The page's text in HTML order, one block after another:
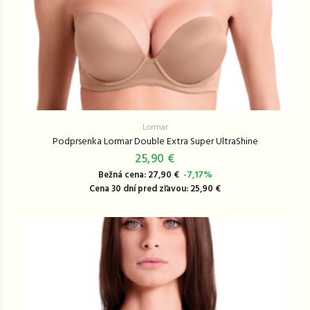
Lormar
Podprsenka Lormar Double Extra Super UltraShine
25,90 €
Bežná cena: 27,90 € -7,17%
Cena 30 dní pred zľavou: 25,90 €